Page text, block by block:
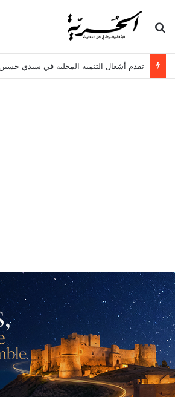
بحث عن
تقدم أشغال التنمية المحلية في سيدي حسين